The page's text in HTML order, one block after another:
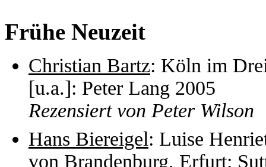
Frühe Neuzeit
Christian Bartz: Köln im
[u.a.]: Peter Lang 2005
Rezensiert von Peter Wilson
Hans Biereigel: Luise
von Brandenburg, Erfurt: